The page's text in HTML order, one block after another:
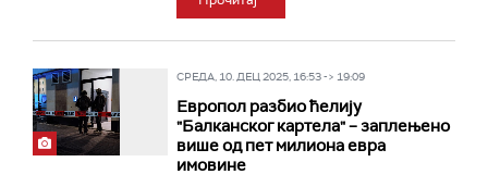
СРЕДА, 10. ДЕЦ 2025, 16:53 -> 19:09
Европол разбио ћелију
"Балканског картела" – заплењено
више од пет милиона евра
имовине